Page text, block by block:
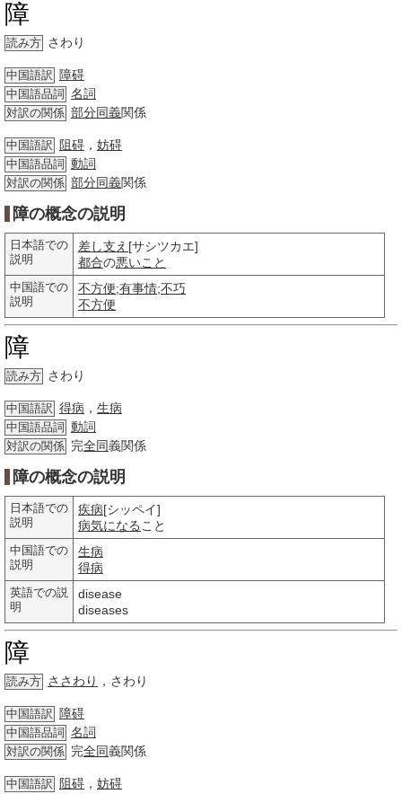
障
読み方 さわり
中国語訳 障碍
中国語品詞 名詞
対訳の関係 部分同義関係
中国語訳 阻碍 ， 妨碍
中国語品詞 動詞
対訳の関係 部分同義関係
障の概念の説明
日本語での
説明
差し支え [サシツカエ]
都合の悪いこと
中国語での
説明
不方便;有事情;不巧
不方便
障
読み方 さわり
中国語訳 得病 ， 生病
中国語品詞 動詞
対訳の関係 完全同義関係
障の概念の説明
日本語での
説明
疾病[シッペイ]
病気になる こと
中国語での
説明
生病
得病
英語での説
明
disease
diseases
障
読み方 ささわり ，さわり
中国語訳 障碍
中国語品詞 名詞
対訳の関係 完全同義関係
中国語訳 阻碍 ， 妨碍